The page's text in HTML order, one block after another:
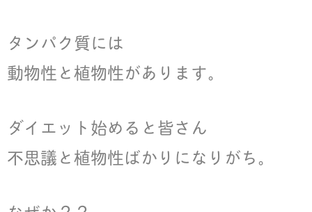
タンパク質には
動物性と植物性があります。
ダイエット始めると皆さん
不思議と植物性ばかりになりがち。